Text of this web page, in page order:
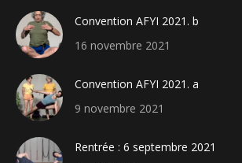
Convention AFYI 2021. b
16 novembre 2021
Convention AFYI 2021. a
9 novembre 2021
Rentrée : 6 septembre 2021